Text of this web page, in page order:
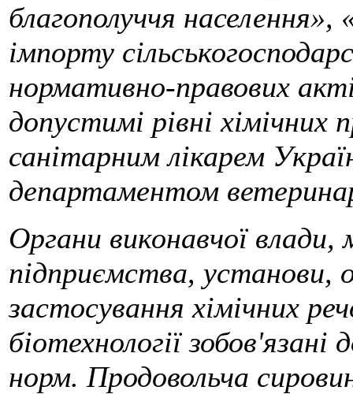
благополуччя
імпорту
нормативно-правових
допустимі рівні хімічних
санітарним лікарем
департаментом
Органи виконавчої влади,
підприємства, установи,
застосування хімічних
біотехнології
норм. Продовольча